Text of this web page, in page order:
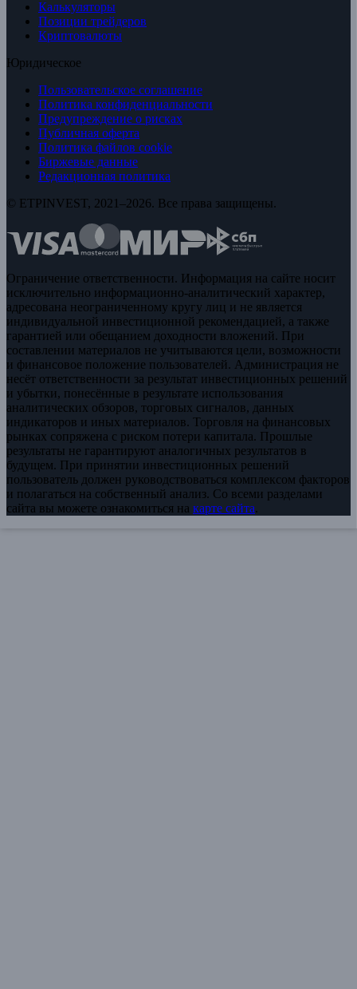
Калькуляторы
Позиции трейдеров
Криптовалюты
Юридическое
Пользовательское соглашение
Политика конфиденциальности
Предупреждение о рисках
Публичная оферта
Политика файлов cookie
Биржевые данные
Редакционная политика
© ETPINVEST, 2021–2026. Все права защищены.
Ограничение ответственности. Информация на сайте носит
исключительно информационно-аналитический характер,
адресована неограниченному кругу лиц и не является
индивидуальной инвестиционной рекомендацией, а также
гарантией или обещанием доходности вложений. При
составлении материалов не учитываются цели, возможности
и финансовое положение пользователей. Администрация не
несёт ответственности за результат инвестиционных решений
и убытки, понесённые в результате использования
аналитических обзоров, торговых сигналов, данных
индикаторов и иных материалов. Торговля на финансовых
рынках сопряжена с риском потери капитала. Прошлые
результаты не гарантируют аналогичных результатов в
будущем. При принятии инвестиционных решений
пользователь должен руководствоваться комплексом факторов
и полагаться на собственный анализ. Со всеми разделами
сайта вы можете ознакомиться на карте сайта.